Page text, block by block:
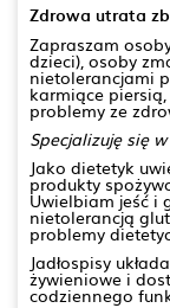
Zdrowa utrata
Zapraszam
dzieci), osoby
nietolerancjami
karmiące
problemy ze
Specjalizuję się
Jako dietetyk
produkty
Uwielbiam jeść i
nietolerancją
problemy
Jadłospisy
żywieniowe i
codziennego